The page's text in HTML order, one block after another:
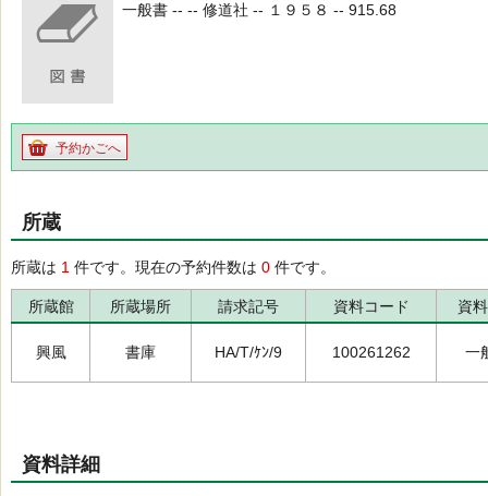
一般書 -- -- 修道社 -- １９５８ -- 915.68
予約かごへ
所蔵
所蔵は 1 件です。現在の予約件数は 0 件です。
所蔵館 所蔵場所 請求記号 資料コード 資
興風 書庫 HA/T/ｹﾝ/9 100261262 一
資料詳細